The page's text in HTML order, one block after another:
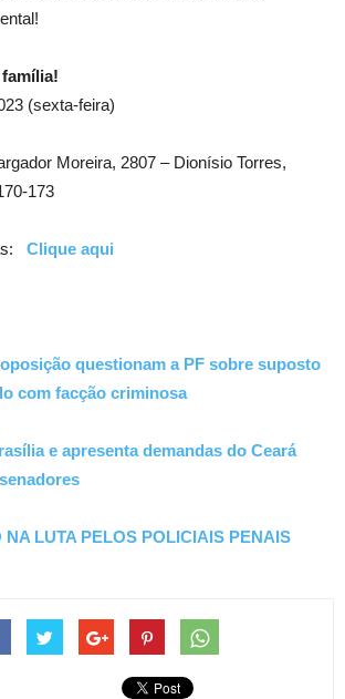
(sexta-feira)
Moreira, 2807 – Dionísio Torres,
173
Clique aqui
questionam a PF sobre suposto
com facção criminosa
e apresenta demandas do Ceará
LUTA PELOS POLICIAIS PENAIS